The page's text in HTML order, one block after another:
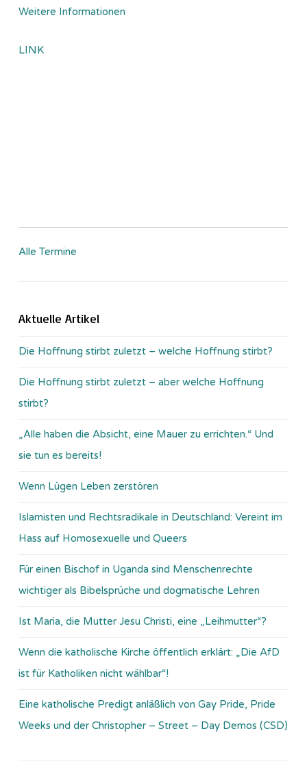
Weitere Informationen
LINK
Alle Termine
Aktuelle Artikel
Die Hoffnung stirbt zuletzt – welche Hoffnung stirbt?
Die Hoffnung stirbt zuletzt – aber welche Hoffnung
stirbt?
„Alle haben die Absicht, eine Mauer zu errichten.“ Und
sie tun es bereits!
Wenn Lügen Leben zerstören
Islamisten und Rechtsradikale in Deutschland: Vereint im
Hass auf Homosexuelle und Queers
Für einen Bischof in Uganda sind Menschenrechte
wichtiger als Bibelsprüche und dogmatische Lehren
Ist Maria, die Mutter Jesu Christi, eine „Leihmutter“?
Wenn die katholische Kirche öffentlich erklärt: „Die AfD
ist für Katholiken nicht wählbar“!
Eine katholische Predigt anläßlich von Gay Pride, Pride
Weeks und der Christopher – Street – Day Demos (CSD)